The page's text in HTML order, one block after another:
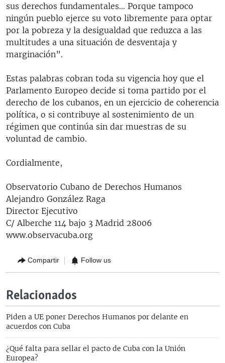
sus derechos fundamentales… Porque tampoco
ningún pueblo ejerce su voto libremente para optar
por la pobreza y la desigualdad que reduzca a las
multitudes a una situación de desventaja y
marginación”.
Estas palabras cobran toda su vigencia hoy que el
Parlamento Europeo decide si toma partido por el
derecho de los cubanos, en un ejercicio de coherencia
política, o si contribuye al sostenimiento de un
régimen que continúa sin dar muestras de su
voluntad de cambio.
Cordialmente,
Observatorio Cubano de Derechos Humanos
Alejandro González Raga
Director Ejecutivo
C/ Alberche 114 bajo 3 Madrid 28006
www.observacuba.org
Compartir Follow us
Relacionados
Piden a UE poner Derechos Humanos por delante en
acuerdos con Cuba
¿Qué falta para sellar el pacto de Cuba con la Unión
Europea?